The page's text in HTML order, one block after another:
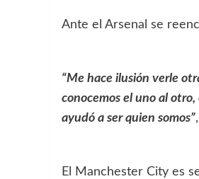
Ante el Arsenal se
“Me hace ilusión verle
conocemos el uno al
ayudó a ser quien somos”
El Manchester City es